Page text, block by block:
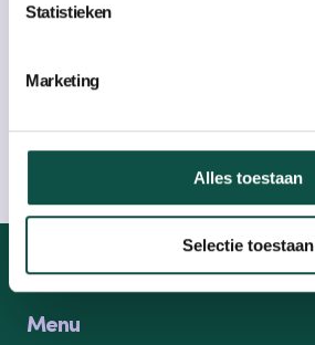
Statistieken
Marketing
Alles toestaan
Selectie toestaan
Menu